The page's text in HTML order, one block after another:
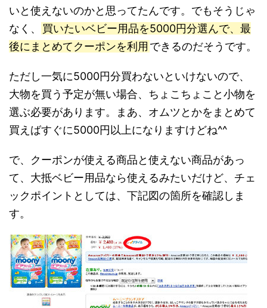
いと使えないのかと思ってたんです。でもそうじゃ
なく、
買いたいベビー用品を5000円分選んで、最
後にまとめてクーポンを利用 できるのだそうです。
ただし一気に5000円分買わないといけないので、
大物を買う予定が無い場合、ちょこちょこと小物を
選ぶ必要があります。まあ、オムツとかをまとめて
買えばすぐに5000円以上になりますけどね^^
で、クーポンが使える商品と使えない商品があっ
て、大抵ベビー用品なら使えるみたいだけど、チェ
ックポイントとしては、下記図の箇所を確認しま
す。